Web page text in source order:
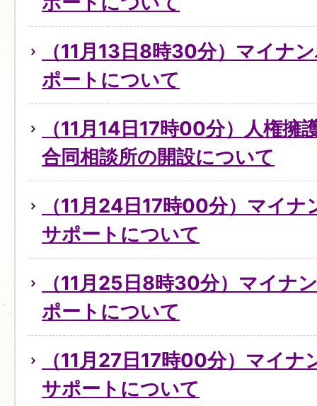
（11月13日8時30分）マイナ
ポートについて
（11月14日17時00分）人権擁
合同相談所の開設について
（11月24日17時00分）マイ
サポートについて
（11月25日8時30分）マイナ
ポートについて
（11月27日17時00分）マイ
サポートについて